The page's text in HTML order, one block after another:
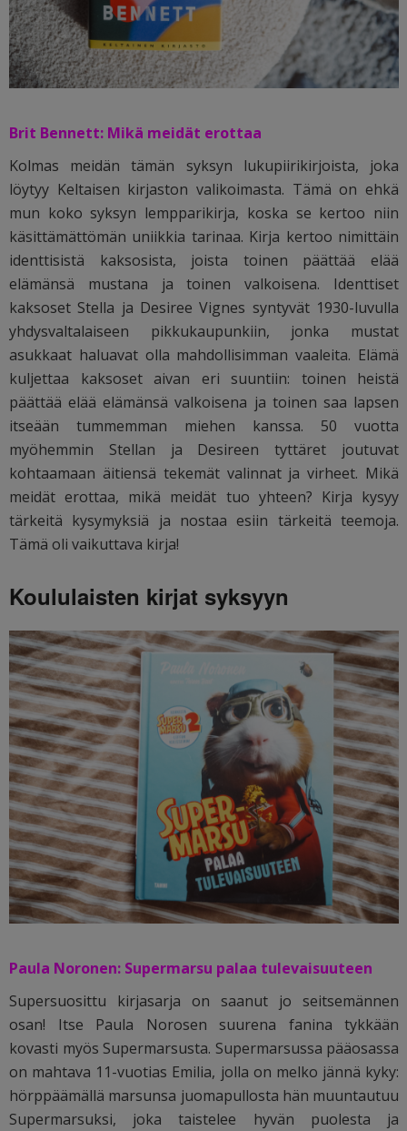
Brit Bennett: Mikä meidät erottaa
Kolmas meidän tämän syksyn lukupiirikirjoista, joka
löytyy Keltaisen kirjaston valikoimasta. Tämä on ehkä
mun koko syksyn lempparikirja, koska se kertoo niin
käsittämättömän uniikkia tarinaa. Kirja kertoo nimittäin
identtisistä kaksosista, joista toinen päättää elää
elämänsä mustana ja toinen valkoisena. Identtiset
kaksoset Stella ja Desiree Vignes syntyvät 1930-luvulla
yhdysvaltalaiseen pikkukaupunkiin, jonka mustat
asukkaat haluavat olla mahdollisimman vaaleita. Elämä
kuljettaa kaksoset aivan eri suuntiin: toinen heistä
päättää elää elämänsä valkoisena ja toinen saa lapsen
itseään tummemman miehen kanssa. 50 vuotta
myöhemmin Stellan ja Desireen tyttäret joutuvat
kohtaamaan äitiensä tekemät valinnat ja virheet. Mikä
meidät erottaa, mikä meidät tuo yhteen? Kirja kysyy
tärkeitä kysymyksiä ja nostaa esiin tärkeitä teemoja.
Tämä oli vaikuttava kirja!
Koululaisten kirjat syksyyn
Paula Noronen: Supermarsu palaa tulevaisuuteen
Supersuosittu kirjasarja on saanut jo seitsemännen
osan! Itse Paula Norosen suurena fanina tykkään
kovasti myös Supermarsusta. Supermarsussa pääosassa
on mahtava 11-vuotias Emilia, jolla on melko jännä kyky:
hörppäämällä marsunsa juomapullosta hän muuntautuu
Supermarsuksi, joka taistelee hyvän puolesta ja